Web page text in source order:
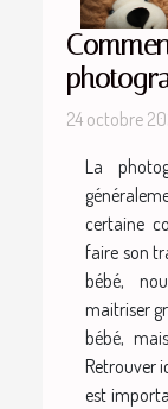
24 octobre
La
certaine
faire son
bébé,
maitriser
bébé,
Retrouver
est